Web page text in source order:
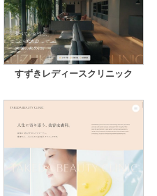
すずきレディースクリニック